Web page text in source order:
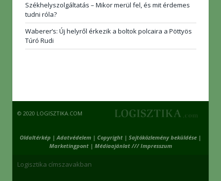
Székhelyszolgáltatás – Mikor merül fel, és mit érdemes
tudni róla?
Waberer’s: Új helyről érkezik a boltok polcaira a Pöttyös
Túró Rudi
© 2020 LOGISZTIKA.COM
Oldaltérkép |Adatvédelem | Copyright | Sajtóközlemény beküldése |
Marketingpont| Médiaajánlat /// Impresszum
Logisztika címszavakban